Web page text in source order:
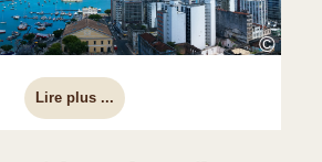
©
Lire plus ...